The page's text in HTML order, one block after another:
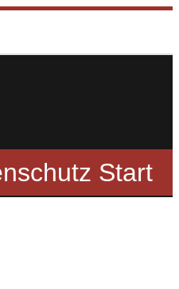
Start